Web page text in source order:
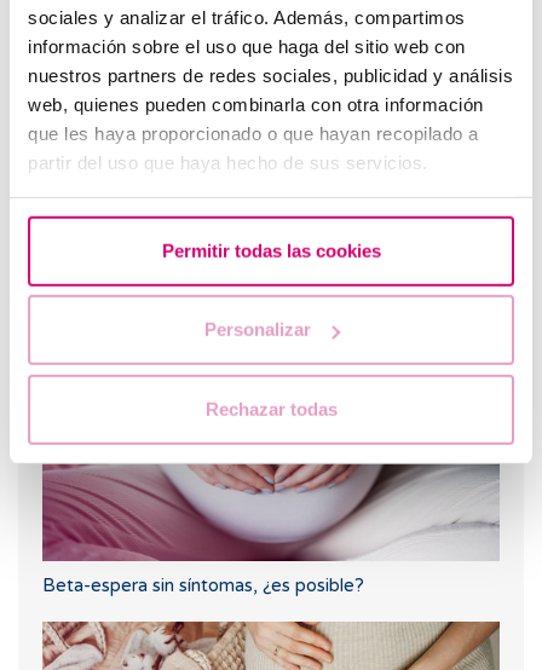
sociales y analizar el tráfico. Además, compartimos
información sobre el uso que haga del sitio web con
nuestros partners de redes sociales, publicidad y análisis
web, quienes pueden combinarla con otra información
que les haya proporcionado o que hayan recopilado a
partir del uso que haya hecho de sus servicios.
Permitir todas las cookies
Personalizar
Rechazar todas
Betaespera: ¿síntomas de embarazo?
Beta-espera sin síntomas, ¿es posible?